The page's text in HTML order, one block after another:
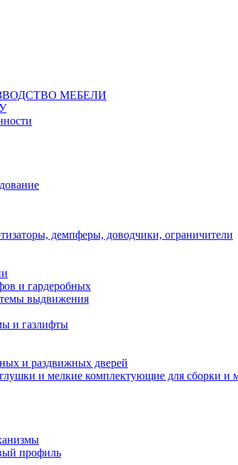
МЕБЕЛИ
демпферы, доводчики, ограничители
и гардеробных
выдвижения
и газлифты
и раздвижных дверей
и мелкие комплектующие для сборки и
профиль